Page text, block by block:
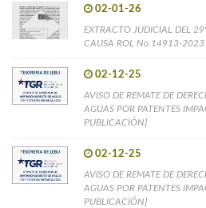
02-01-26
EXTRACTO JUDICIAL DEL
CAUSA ROL No.14913-2023
02-12-25
AVISO DE REMATE DE
AGUAS POR PATENTES
PUBLICACIÓN]
02-12-25
AVISO DE REMATE DE
AGUAS POR PATENTES
PUBLICACIÓN]